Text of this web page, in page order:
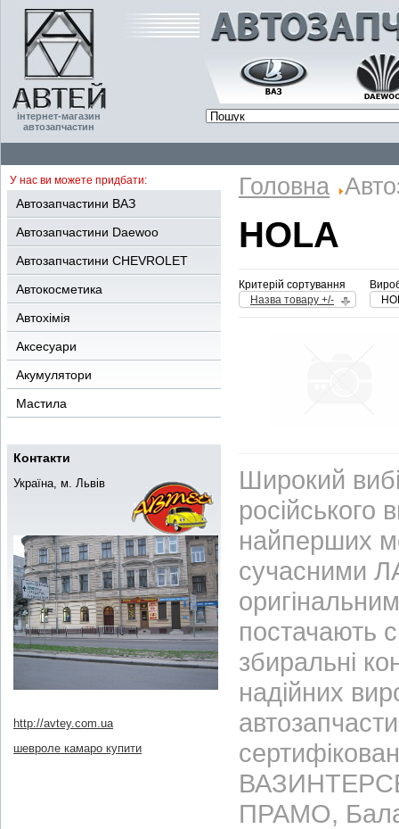
інтернет-магазин
автозапчастин
У нас ви можете придбати:
Автозапчастини ВАЗ
Автозапчастини Daewoo
Автозапчастини CHEVROLET
Автокосметика
Автохімія
Аксесуари
Акумулятори
Мастила
Контакти
Україна, м. Львів
http://avtey.com.ua
шевроле камаро купити
Головна
HOLA
Критерій сортування
Назва товару +/-
Широкий
найперших
сучасними
постачають
збиральні
надійних
ПРАМО,